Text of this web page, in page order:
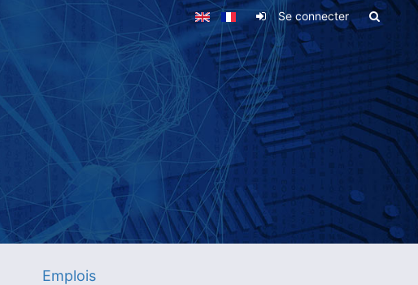
Se connecter
Emplois